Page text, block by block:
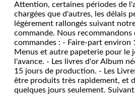
Attention, certaines périodes de
chargées que d'autres, les délais
légèrement rallongés suivant
commande. Nous recommandons
commandes : - Faire-part environ
Menus et autre papeterie pour le
l'avance. - Les livres d'or Album
15 jours de production. - Les
être produits très rapidement, et
quelques jours seulement.